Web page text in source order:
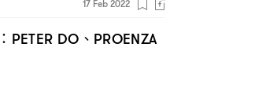
17 Feb 2022
：PETER DO 、 PROENZA